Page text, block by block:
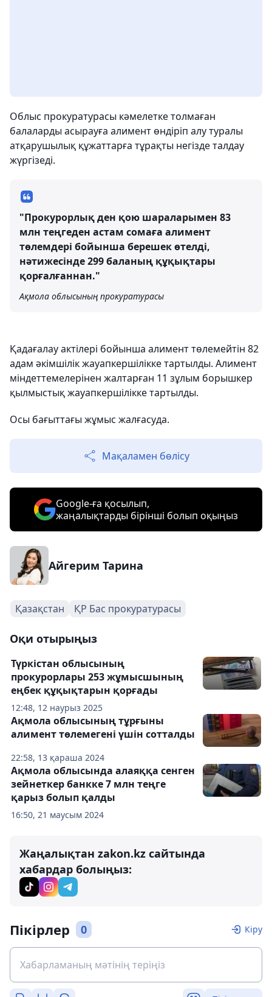
Облыс прокуратурасы кәмелетке толмаған
балаларды асырауға алимент өндіріп алу туралы
атқарушылық құжаттарға тұрақты негізде талдау
жүргізеді.
"Прокурорлық ден қою шараларымен 83
млн теңгеден астам сомаға алимент
төлемдері бойынша берешек өтелді,
нәтижесінде 299 баланың құқықтары
қорғалғаннан."
Ақмола облысының прокуратурасы
Қадағалау актілері бойынша алимент төлемейтін 82
адам әкімшілік жауапкершілікке тартылды. Алимент
міндеттемелерінен жалтарған 11 зұлым борышкер
қылмыстық жауапкершілікке тартылды.
Осы бағыттағы жұмыс жалғасуда.
Мақаламен бөлісу
Google-ға қосылып,
жаңалықтарды бірінші болып оқыңыз
Айгерим Тарина
Қазақстан ҚР Бас прокуратурасы
Оқи отырыңыз
12:48, 12 наурыз 2025
Түркістан облысының
прокурорлары 253 жұмысшының
еңбек құқықтарын қорғады
22:58, 13 қараша 2024
Ақмола облысының тұрғыны
алимент төлемегені үшін сотталды
16:50, 21 маусым 2024
Ақмола облысында алаяққа сенген
зейнеткер банкке 7 млн теңге
қарыз болып қалды
Жаңалықтан zakon.kz сайтында
хабардар болыңыз:
Пікірлер 0 Кіру